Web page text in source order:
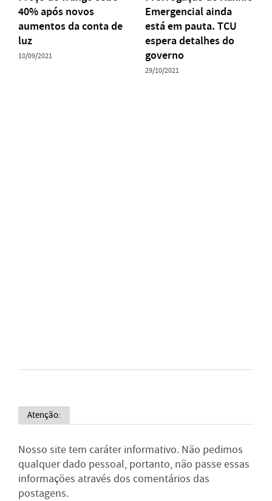
40% após novos
aumentos da conta de
luz
10/09/2021
Emergencial ainda
está em pauta. TCU
espera detalhes do
governo
29/10/2021
Atenção:
Nosso site tem caráter informativo. Não pedimos
qualquer dado pessoal, portanto, não passe essas
informações através dos comentários das
postagens.